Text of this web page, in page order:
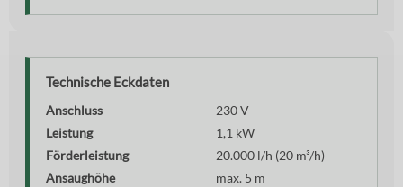
Technische Eckdaten
Anschluss
230 V
Leistung
1,1 kW
Förderleistung
20.000 l/h (20 m³/h)
Ansaughöhe
max. 5 m